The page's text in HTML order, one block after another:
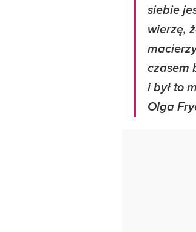
siebie
wierzę,
czasem
i był to
Olga